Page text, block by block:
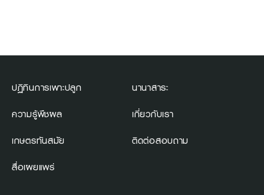
ปฏิทินการเพาะปลูก
ความรู้พืชผล
เกษตรทันสมัย
สื่อเผยแพร่
นานาสาระ
เกี่ยวกับเรา
ติดต่อสอบถาม